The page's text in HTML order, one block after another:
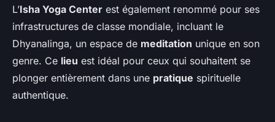
L’Isha Yoga Center est également renommé pour ses
infrastructures de classe mondiale, incluant le
Dhyanalinga, un espace de meditation unique en son
genre. Ce lieu est idéal pour ceux qui souhaitent se
plonger entièrement dans une pratique spirituelle
authentique.